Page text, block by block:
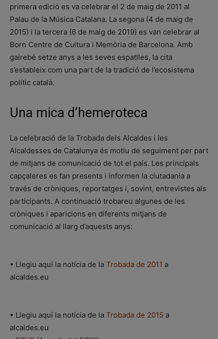
primera edició es va celebrar el 2 de maig de 2011 al
Palau de la Música Catalana. La segona (4 de maig de
2015) i la tercera (6 de maig de 2019) es van celebrar al
Born Centre de Cultura i Memòria de Barcelona. Amb
gairebé setze anys a les seves espatlles, la cita
s’estableix com una part de la tradició de l’ecosistema
polític català.
Una mica d’hemeroteca
La celebració de la Trobada dels Alcaldes i les
Alcaldesses de Catalunya és motiu de seguiment per part
de mitjans de comunicació de tot el país. Les principals
capçaleres es fan presents i informen la ciutadania a
través de cròniques, reportatges i, sovint, entrevistes als
participants. A continuació trobareu algunes de les
cròniques i aparicions en diferents mitjans de
comunicació al llarg d’aquests anys:
• Llegiu aquí la notícia de la Trobada de 2011 a
alcaldes.eu
• Llegiu aquí la notícia de la Trobada de 2015 a
alcaldes.eu